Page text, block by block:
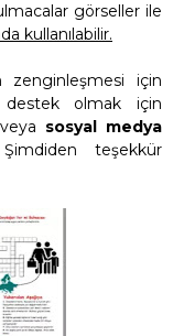
görseller ile
kullanılabilir.
için
destek olmak için
veya sosyal medya
teşekkür